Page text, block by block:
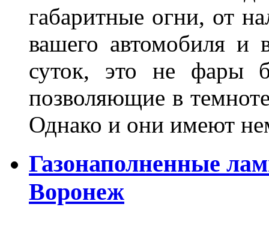
габаритные огни, от
вашего автомобиля и
суток, это не фары
позволяющие в
Однако и они имеют
Газонаполненные
Воронеж